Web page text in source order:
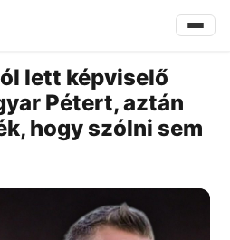
lett képviselő
Pétert, aztán
hogy szólni sem